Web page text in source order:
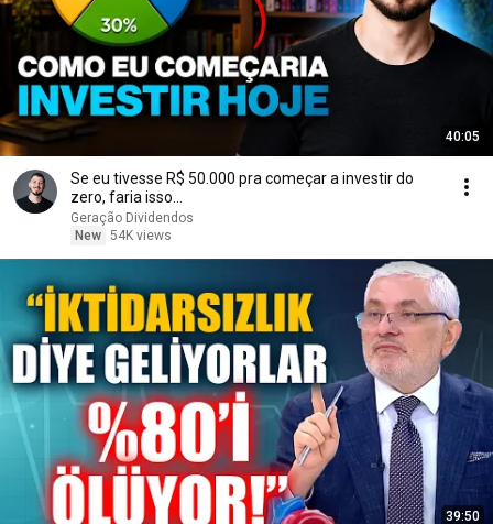
40:05
Se eu tivesse R$ 50.000 pra começar a investir do
zero, faria isso...
Geração Dividendos
New 54K views
39:50